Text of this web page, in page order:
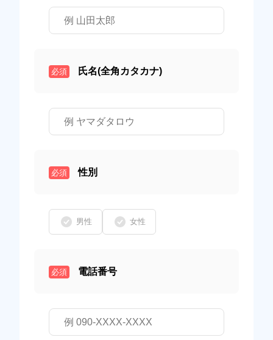
必須 氏名(全角カタカナ)
必須 性別
男性 女性
必須 電話番号